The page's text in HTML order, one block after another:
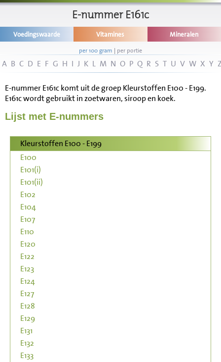
Disclaimer
E-nummer E161c
Voedingswaarde Vitamines Mineralen
per 100 gram | per portie
A B C D E F G H I J K L M N O P Q R S T U V W X Y
E-nummer E161c komt uit de groep Kleurstoffen E100 - E199.
E161c wordt gebruikt in zoetwaren, siroop en koek.
Lijst met E-nummers
Kleurstoffen E100 - E199
E100
E101(i)
E101(ii)
E102
E104
E107
E110
E120
E122
E123
E124
E127
E128
E129
E131
E132
E133